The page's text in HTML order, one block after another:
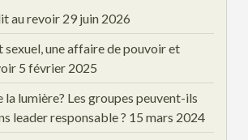
au revoir 29 juin 2026
sexuel, une affaire de pouvoir et
5 février 2025
la lumière? Les groupes peuvent-ils
leader responsable ? 15 mars 2024